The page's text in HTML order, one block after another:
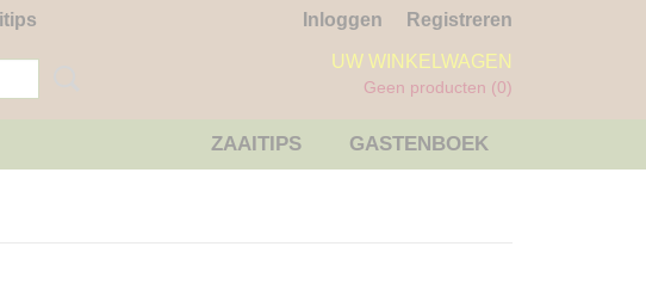
Inloggen Registreren
UW WINKELWAGEN
Geen producten (0)
GASTENBOEK
ZAAITIPS